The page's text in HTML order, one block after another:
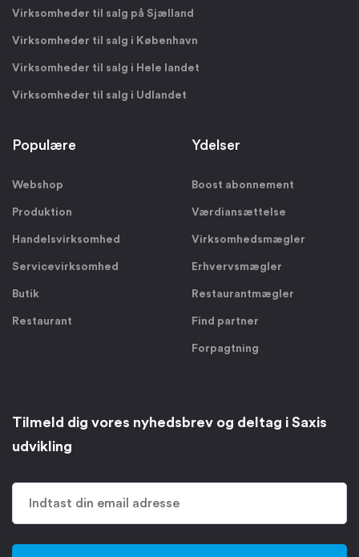
Virksomheder til salg på Sjælland
Virksomheder til salg i København
Virksomheder til salg i Hele landet
Virksomheder til salg i Udlandet
Populære
Webshop
Produktion
Handelsvirksomhed
Servicevirksomhed
Butik
Restaurant
Ydelser
Boost abonnement
Værdiansættelse
Virksomhedsmægler
Erhvervsmægler
Restaurantmægler
Find partner
Forpagtning
Tilmeld dig vores nyhedsbrev og deltag i Saxis
udvikling